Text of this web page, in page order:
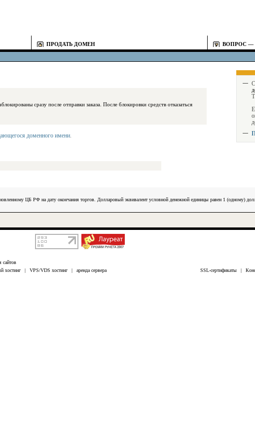
ПРОДАТЬ ДОМЕН ВОПРОС —
заказа. После блокировки средств отказаться
доменного имени.
ЦБ РФ на дату окончания торгов. Долларовый эквивалент условной денежной единицы равен 1 (одному)
сайтов
хостинг
| VPS/VDS хостинг | аренда сервера SSL-сертификаты |